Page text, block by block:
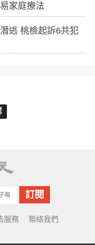
家庭療法
逃 桃檢起訴6共犯
服務 聯絡我們